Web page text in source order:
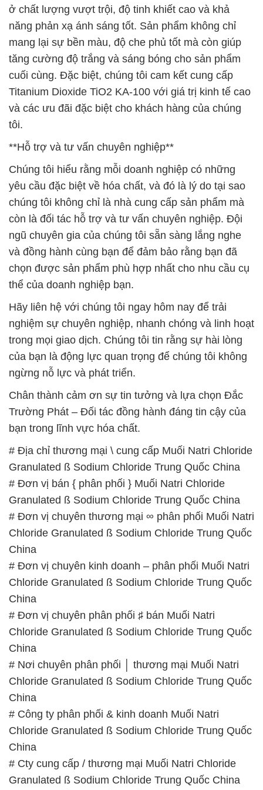
ở chất lượng vượt trội, độ tinh khiết cao và khả
năng phản xạ ánh sáng tốt. Sản phẩm không chỉ
mang lại sự bền màu, độ che phủ tốt mà còn giúp
tăng cường độ trắng và sáng bóng cho sản phẩm
cuối cùng. Đặc biệt, chúng tôi cam kết cung cấp
Titanium Dioxide TiO2 KA-100 với giá trị kinh tế cao
và các ưu đãi đặc biệt cho khách hàng của chúng
tôi.
**Hỗ trợ và tư vấn chuyên nghiệp**
Chúng tôi hiểu rằng mỗi doanh nghiệp có những
yêu cầu đặc biệt về hóa chất, và đó là lý do tại sao
chúng tôi không chỉ là nhà cung cấp sản phẩm mà
còn là đối tác hỗ trợ và tư vấn chuyên nghiệp. Đội
ngũ chuyên gia của chúng tôi sẵn sàng lắng nghe
và đồng hành cùng bạn để đảm bảo rằng bạn đã
chọn được sản phẩm phù hợp nhất cho nhu cầu cụ
thể của doanh nghiệp bạn.
Hãy liên hệ với chúng tôi ngay hôm nay để trải
nghiệm sự chuyên nghiệp, nhanh chóng và linh hoạt
trong mọi giao dịch. Chúng tôi tin rằng sự hài lòng
của bạn là động lực quan trọng để chúng tôi không
ngừng nỗ lực và phát triển.
Chân thành cảm ơn sự tin tưởng và lựa chọn Đắc
Trường Phát – Đối tác đồng hành đáng tin cậy của
bạn trong lĩnh vực hóa chất.
# Địa chỉ thương mại \ cung cấp Muối Natri Chloride
Granulated ß Sodium Chloride Trung Quốc China
# Đơn vị bán { phân phối } Muối Natri Chloride
Granulated ß Sodium Chloride Trung Quốc China
# Đơn vị chuyên thương mại ∞ phân phối Muối Natri
Chloride Granulated ß Sodium Chloride Trung Quốc
China
# Đơn vị chuyên kinh doanh – phân phối Muối Natri
Chloride Granulated ß Sodium Chloride Trung Quốc
China
# Đơn vị chuyên phân phối ♯ bán Muối Natri
Chloride Granulated ß Sodium Chloride Trung Quốc
China
# Nơi chuyên phân phối │ thương mại Muối Natri
Chloride Granulated ß Sodium Chloride Trung Quốc
China
# Công ty phân phối & kinh doanh Muối Natri
Chloride Granulated ß Sodium Chloride Trung Quốc
China
# Cty cung cấp / thương mại Muối Natri Chloride
Granulated ß Sodium Chloride Trung Quốc China